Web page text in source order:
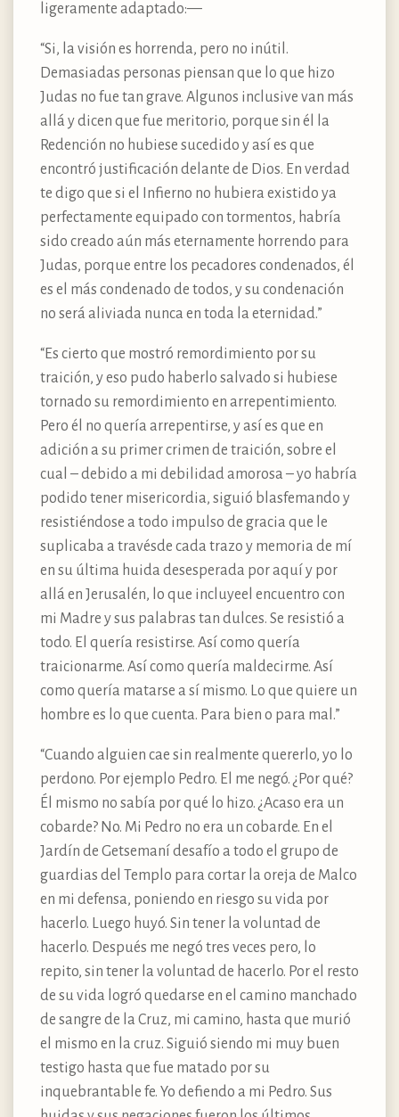
ligeramente adaptado:—
“Si, la visión es horrenda, pero no inútil.
Demasiadas personas piensan que lo que hizo
Judas no fue tan grave. Algunos inclusive van más
allá y dicen que fue meritorio, porque sin él la
Redención no hubiese sucedido y así es que
encontró justificación delante de Dios. En verdad
te digo que si el Infierno no hubiera existido ya
perfectamente equipado con tormentos, habría
sido creado aún más eternamente horrendo para
Judas, porque entre los pecadores condenados, él
es el más condenado de todos, y su condenación
no será aliviada nunca en toda la eternidad.”
“Es cierto que mostró remordimiento por su
traición, y eso pudo haberlo salvado si hubiese
tornado su remordimiento en arrepentimiento.
Pero él no quería arrepentirse, y así es que en
adición a su primer crimen de traición, sobre el
cual – debido a mi debilidad amorosa – yo habría
podido tener misericordia, siguió blasfemando y
resistiéndose a todo impulso de gracia que le
suplicaba a travésde cada trazo y memoria de mí
en su última huida desesperada por aquí y por
allá en Jerusalén, lo que incluyeel encuentro con
mi Madre y sus palabras tan dulces. Se resistió a
todo. El quería resistirse. Así como quería
traicionarme. Así como quería maldecirme. Así
como quería matarse a sí mismo. Lo que quiere un
hombre es lo que cuenta. Para bien o para mal.”
“Cuando alguien cae sin realmente quererlo, yo lo
perdono. Por ejemplo Pedro. El me negó. ¿Por qué?
Él mismo no sabía por qué lo hizo. ¿Acaso era un
cobarde? No. Mi Pedro no era un cobarde. En el
Jardín de Getsemaní desafío a todo el grupo de
guardias del Templo para cortar la oreja de Malco
en mi defensa, poniendo en riesgo su vida por
hacerlo. Luego huyó. Sin tener la voluntad de
hacerlo. Después me negó tres veces pero, lo
repito, sin tener la voluntad de hacerlo. Por el resto
de su vida logró quedarse en el camino manchado
de sangre de la Cruz, mi camino, hasta que murió
el mismo en la cruz. Siguió siendo mi muy buen
testigo hasta que fue matado por su
inquebrantable fe. Yo defiendo a mi Pedro. Sus